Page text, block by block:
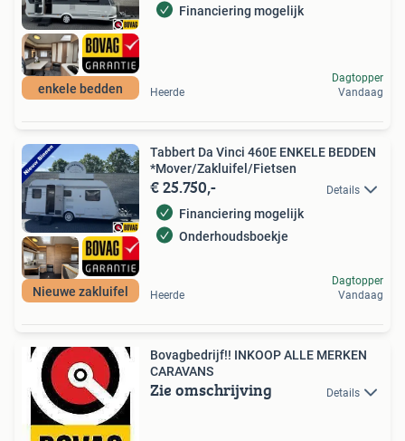
enkele bedden
Financiering mogelijk
Heerde
Dagtopper
Vandaag
Nieuwe zakluifel
Tabbert Da Vinci 460E ENKELE BEDDEN
*Mover/Zakluifel/Fietsen
€ 25.750,- Details
Financiering mogelijk
Onderhoudsboekje
Heerde
Dagtopper
Vandaag
Bovagbedrijf!! INKOOP ALLE MERKEN
CARAVANS
Zie omschrijving Details